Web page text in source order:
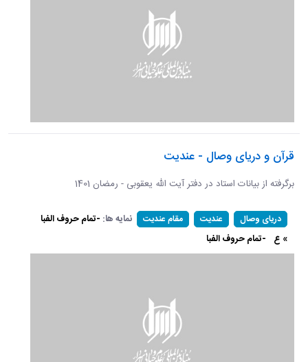
قرآن و دریای وصال - عندیت
برگرفته از بیانات استاد در دفتر آیت الله یعقوبی - رمضان 1401
دریای وصال عندیت مقام عندیت نمایه ها: -تمام حروف الفبا
» ع -تمام حروف الفبا